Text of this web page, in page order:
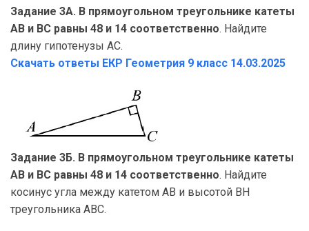
Задание 3А. В прямоугольном треугольнике катеты
AB и BC равны 48 и 14 соответственно. Найдите
длину гипотенузы AC.
Скачать ответы ЕКР Геометрия 9 класс 14.03.2025
Задание 3Б. В прямоугольном треугольнике катеты
AB и BC равны 48 и 14 соответственно. Найдите
косинус угла между катетом AB и высотой BH
треугольника ABC.